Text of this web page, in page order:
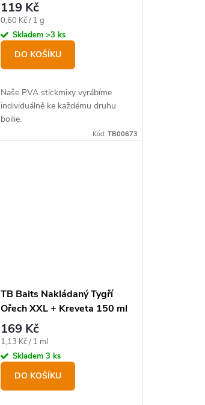
119 Kč
Měrná
cena:
0,60 Kč / 1 g
Skladem >3 ks
DO KOŠÍKU
Naše PVA stickmixy vyrábíme
individuálně ke každému druhu
boilie.
Kód: TB00673
TB Baits Nakládaný Tygří
Ořech XXL + Kreveta 150 ml
- Seafood
169 Kč
Měrná
cena:
1,13 Kč / 1 ml
Skladem 3 ks
DO KOŠÍKU